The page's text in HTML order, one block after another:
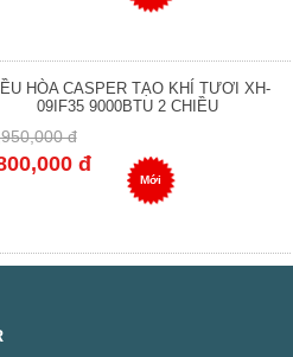
HÒA CASPER TẠO KHÍ TƯƠI XH-
09IF35 9000BTU 2 CHIỀU
đ
đ
Mới